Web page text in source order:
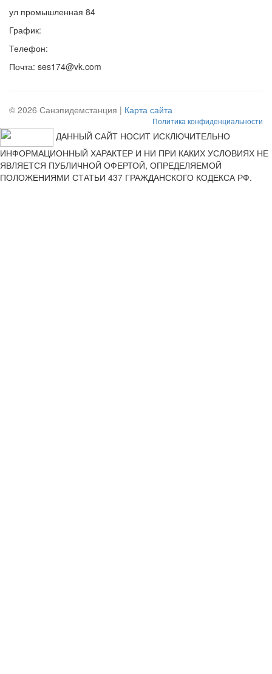
ул промышленная 84
График:
Телефон:
Почта: ses174@vk.com
© 2026 Санэпидемстанция | Карта сайта
Политика конфиденциальности
ДАННЫЙ САЙТ НОСИТ ИСКЛЮЧИТЕЛЬНО
ИНФОРМАЦИОННЫЙ ХАРАКТЕР И НИ ПРИ КАКИХ УСЛОВИЯХ НЕ
ЯВЛЯЕТСЯ ПУБЛИЧНОЙ ОФЕРТОЙ, ОПРЕДЕЛЯЕМОЙ
ПОЛОЖЕНИЯМИ СТАТЬИ 437 ГРАЖДАНСКОГО КОДЕКСА РФ.